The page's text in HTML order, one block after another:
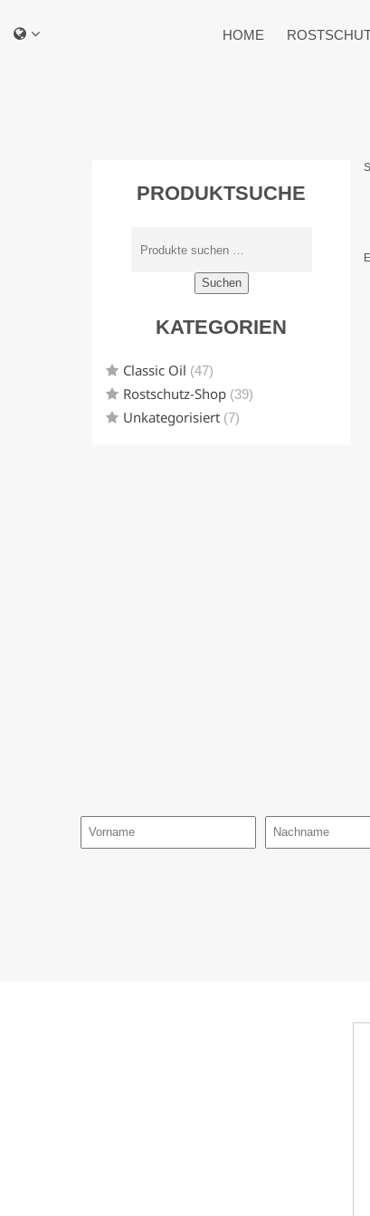
HOME
PRODUKTSUCHE
Suchen
KATEGORIEN
Classic Oil (47)
Rostschutz-Shop (39)
Unkategorisiert (7)